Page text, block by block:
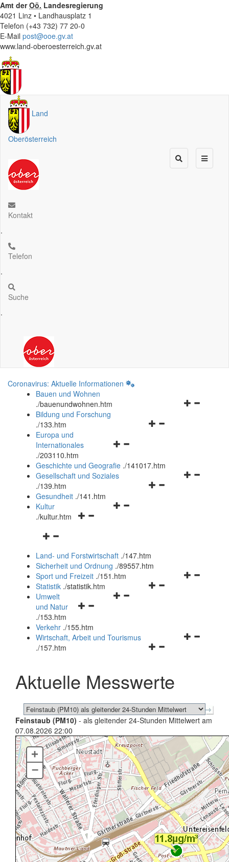
Amt derOö. Landesregierung
4021 Linz • Landhausplatz 1
Telefon (+43 732) 77 20-0
E-Mail post@ooe.gv.at
www.land-oberoesterreich.gv.at
Land
Oberösterreich
Kontakt
.
Telefon
.
Suche
.
Coronavirus: Aktuelle Informationen
Bauen und Wohnen
./bauenundwohnen.htm
Navigationsmenü
Bildung und Forschung
./133.htm
Navigationsmenü
und
schließen
Europa und
Internationales
./203110.htm
Geschichte und Geografie ./141017.htm
Navigationsmenü
Gesellschaft und Soziales
./139.htm
Navigationsmenü
Gesundheit ./141.htm
Navigationsmenü
Kultur
./kultur.htm
Navigationsmenü
und
schließen
Land- und Forstwirtschaft ./147.htm
Sicherheit und Ordnung ./89557.htm
Navigationsmenü
Sport und Freizeit ./151.htm
Navigationsmenü
Statistik ./statistik.htm
Navigationsmenü
und
schließen
Umwelt
und Natur
./153.htm
Verkehr ./155.htm
Navigationsmenü
schließen
Wirtschaft, Arbeit und Tourismus
./157.htm
Aktuelle Messwerte
Feinstaub (PM10) - als gleitender 24-Stunden Mittelwert am
07.08.2026 22:00
+
–